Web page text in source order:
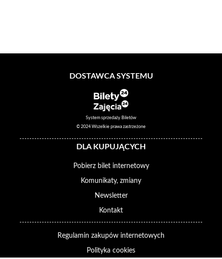
DOSTAWCA SYSTEMU
System sprzedaży Biletów
© 2024 Wszelkie prawa zastrzeżone
DLA KUPUJĄCYCH
Pobierz bilet internetowy
Komunikaty, zmiany
Newsletter
Kontakt
Regulamin zakupów internetowych
Polityka cookies